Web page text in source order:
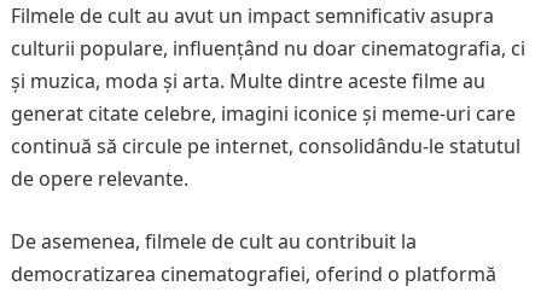
Filmele de cult au avut un impact semnificativ asupra
culturii populare, influențând nu doar cinematografia, ci
și muzica, moda și arta. Multe dintre aceste filme au
generat citate celebre, imagini iconice și meme-uri care
continuă să circule pe internet, consolidându-le statutul
de opere relevante.
De asemenea, filmele de cult au contribuit la
democratizarea cinematografiei, oferind o platformă